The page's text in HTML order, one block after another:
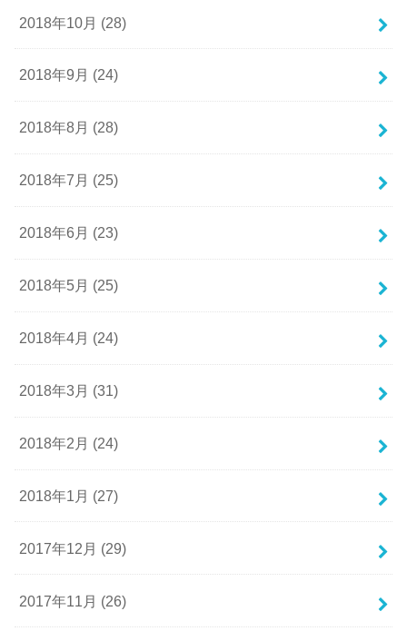
2018年10月 (28)
2018年9月 (24)
2018年8月 (28)
2018年7月 (25)
2018年6月 (23)
2018年5月 (25)
2018年4月 (24)
2018年3月 (31)
2018年2月 (24)
2018年1月 (27)
2017年12月 (29)
2017年11月 (26)